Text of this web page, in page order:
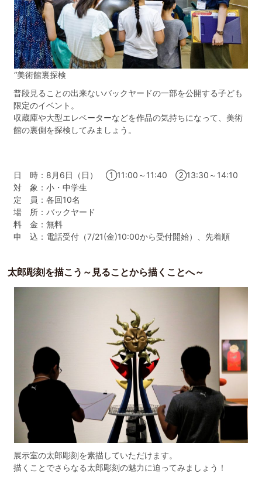
“美術館裏探検
普段見ることの出来ないバックヤードの一部を公開する子ども
限定のイベント。
収蔵庫や大型エレベーターなどを作品の気持ちになって、美術
館の裏側を探検してみましょう。
日 時：8月6日（日） ①11:00～11:40 ②13:30～14:10
対 象：小・中学生
定 員：各回10名
場 所：バックヤード
料 金：無料
申 込：電話受付（7/21(金)10:00から受付開始）、先着順
太郎彫刻を描こう～見ることから描くことへ～
展示室の太郎彫刻を素描していただけます。
描くことでさらなる太郎彫刻の魅力に迫ってみましょう！